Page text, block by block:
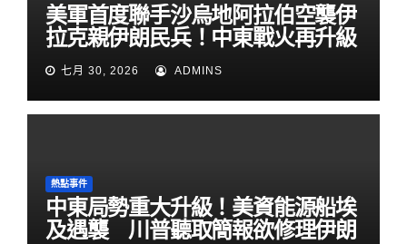
美軍首度聯手沙烏地阿拉伯空襲伊
拉克親伊朗民兵！中東戰火再升級
七月 30, 2026 ADMINS
熱點事件
中東局勢重大升級！美資能源船埃
及遇襲 川普聽取簡報欲修理伊朗